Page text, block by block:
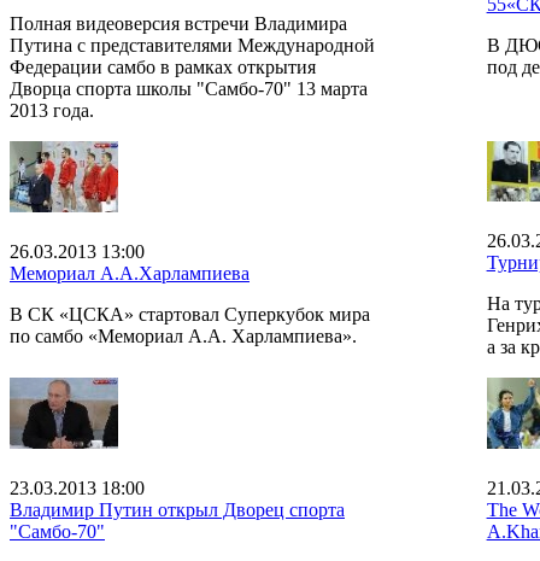
Полная видеоверсия встречи Владимира
Путина с представителями Международной
Федерации самбо в рамках открытия
Дворца спорта школы "Самбо-70" 13 марта
2013 года.
В
под
26.03.2013 13:00
Мемориал А.А.Харлампиева
В СК «ЦСКА» стартовал Суперкубок мира
по самбо «Мемориал А.А. Харлампиева».
На
а за
23.03.2013 18:00
Владимир Путин открыл Дворец спорта
"Самбо-70"
The